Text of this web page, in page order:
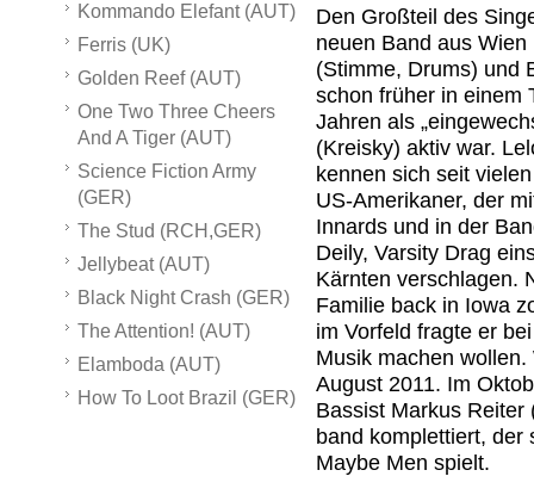
Kommando Elefant (AUT)
Ferris (UK)
Golden Reef (AUT)
One Two Three Cheers
And A Tiger (AUT)
Science Fiction Army
(GER)
The Stud (RCH,GER)
Jellybeat (AUT)
Black Night Crash (GER)
The Attention! (AUT)
Elamboda (AUT)
How To Loot Brazil (GER)
Den Großteil des
neuen Band aus
(Stimme, Drums) und
schon früher in einem
Jahren als
(Kreisky) aktiv war.
kennen sich seit
US-Amerikaner, der
Innards und in der
Deily, Varsity Drag
Kärnten verschlagen.
Familie back in Iowa
im Vorfeld fragte er
Musik machen
August 2011. Im
Bassist Markus
band komplettiert, der
Maybe Men spielt.